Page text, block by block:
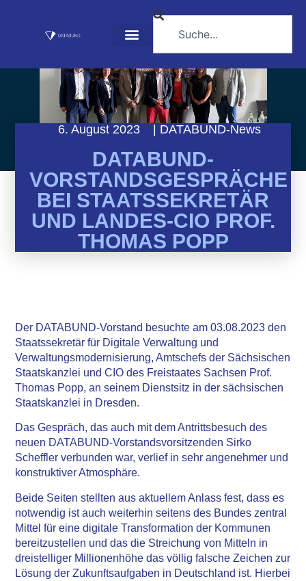
6. August 2023 DATABUND-News
DATABUND-
VORSTANDSGESPRÄCHE
BEI STAATSSEKRETÄR
UND LANDES-CIO PROF.
THOMAS POPP
Der DATABUND-Vorstand besuchte am 03.08.2023 den
Staatssekretär für Digitale Verwaltung und
Verwaltungsmodernisierung, Amtschefs der Sächsischen
Staatskanzlei und CIO des Freistaates Sachsen Prof.
Thomas Popp, an seinem Dienstsitz in der sächsischen
Staatskanzlei in Dresden.
Das Gespräch, das auch mit dem Antrittsbesuch des
neuen DATABUND-Vorstandsvorsitzenden Sirko
Scheffler verbunden war, verlief in sehr angenehmer und
konstruktiver Atmosphäre.
Beide Seiten stellten aus aktuellem Anlass fest, dass es
notwendig ist auch weiterhin seitens des Bundes zentral
Mittel für eine digitale Transformation der Kommunen
bereitzustellen und das die Streichung von Mitteln in
dreistelliger Millionenhöhe das völlig falsche Zeichen zur
Lösung der Zukunftsaufgaben in Deutschland ist. Hierbei